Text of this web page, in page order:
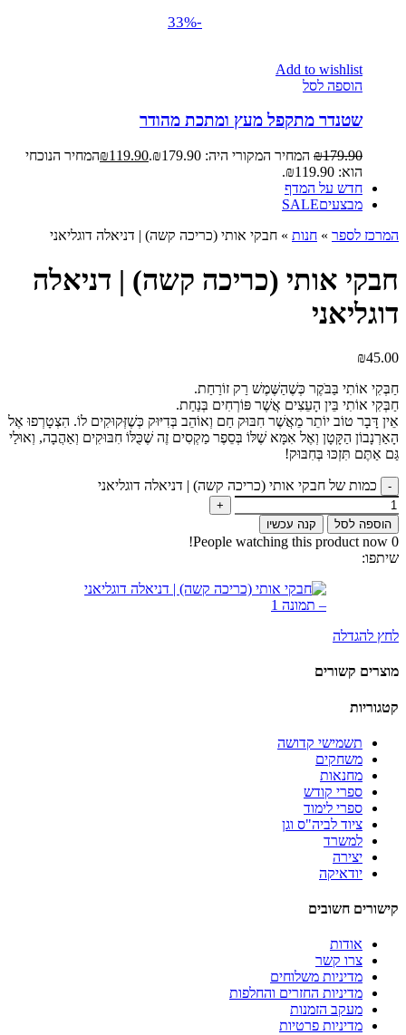
-33%
Add to wishlist
הוספה לסל
שטנדר מתקפל מעץ ומתכת מהודר
₪179.90 המחיר המקורי היה: ₪179.90. ₪119.90
המחיר הנוכחי
הוא: ₪119.90.
חדש על המדף
מבצעיםSALE
המרכז לספר » חנות » חבקי אותי (כריכה קשה) | דניאלה דוגליאני
חבקי אותי (כריכה קשה) | דניאלה
דוגליאני
₪45.00
חַבְּקִי אוֹתִי בַּבֹּקֶר כְּשֶׁהַשֶּׁמֶשׁ רַק זוֹרַחַת.
חַבְּקִי אוֹתִי בֵּין הָעֵצִים אֲשֶׁר פּוֹרְחִים בְּנַחַת.
אֵין דָּבָר טוֹב יוֹתֵר מֵאֲשֶׁר חִבּוּק חַם וְאוֹהֵב בְּדִיּוּק כְּשֶׁזְּקוּקִים לוֹ. הִצְטָרְפוּ אֶל
הָאַרְנָבוֹן הַקָּטָן וְאֶל אִמָּא שֶׁלּוֹ בְּסֵפֶר מַקְסִים זֶה שֶׁכֻּלּוֹ חִבּוּקִים וְאַהֲבָה, וְאוּלַי
גַּם אַתֶּם תִּזְכּוּ בְּחִבּוּק!
כמות של חבקי אותי (כריכה קשה) | דניאלה דוגליאני
הוספה לסל קנה עכשיו
0
People watching this product now!
שיתפו:
לחץ להגדלה
מוצרים קשורים
קטגוריות
תשמישי קדושה
משחקים
מחנאות
ספרי קודש
ספרי לימוד
ציוד לביה"ס וגן
למשרד
יצירה
יודאיקה
קישורים חשובים
אודות
צרו קשר
מדיניות משלוחים
מדיניות החזרים והחלפות
מעקב הזמנות
מדיניות פרטיות